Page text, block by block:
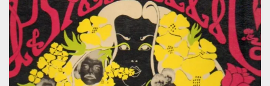
:
Naissance
et
mort
du
mouvement